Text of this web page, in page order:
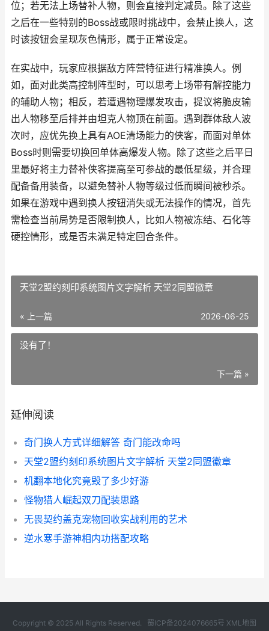
位；若无法上场替补人物，则会直接判定减员。除了这些
之后在一些特别的Boss战或限时挑战中，会禁止换人，这
时该按钮会呈现灰色情形，属于正常设定。
在实战中，玩家应根据敌方阵营特征进行精准换人。例
如，面对此类高控制阵型时，可以思考上场带有解控能力
的辅助人物；相反，若遭遇物理爆发攻击，提议将脆皮输
出人物移至后排并由坦克人物顶在前面。遇到群体敌人波
次时，应优先换上具有AOE清场能力的侠客，而面对单体
Boss时则需要切换回单体高爆发人物。除了这些之后平日
里最好将主力替补侠客提高至可参战的最低星级，并合理
配备备用装备，以避免替补人物等级过低而瞬间被秒杀。
如果在游戏中遇到换人按钮消失或无法操作的情况，首先
需检查当前局势是否限制换人，比如人物被冻结、石化等
硬控情形，或是否未满足特定回合条件。
天堂2盟约刻印系统图片文字解析 天堂2同盟徽章
« 上一篇 2026-06-25
没有了！
下一篇 »
延伸阅读
奇门换人方式详细解答 奇门能改命吗
天堂2盟约刻印系统图片文字解析 天堂2同盟徽章
机翻本地化究竟毁了多少好游
怪物猎人崛起双刀配装思路
无畏契约盖克宠物回收实战利用的艺术
逆水寒手游神相内功搭配攻略
Copyright © 2025 All Rights Reserved. 蜀ICP备2024076665号 XML地图